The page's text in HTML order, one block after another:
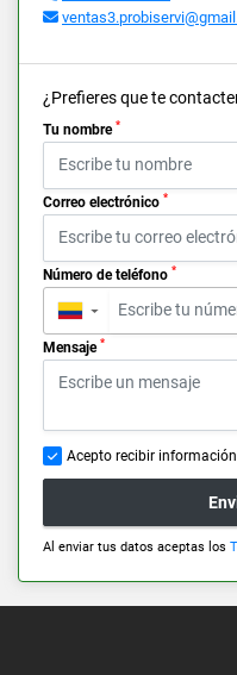
¿Prefieres que te
Tu nombre *
Correo electrónico *
Número de teléfono *
▼
Mensaje *
Acepto recibir
Al enviar tus datos aceptas los